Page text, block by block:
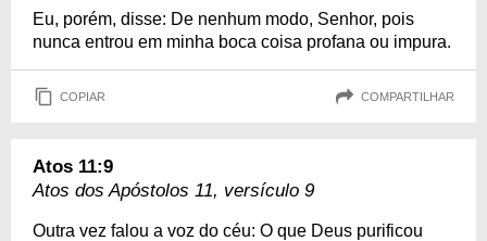
Eu, porém, disse: De nenhum modo, Senhor, pois
nunca entrou em minha boca coisa profana ou impura.
COPIAR COMPARTILHAR
Atos 11:9
Atos dos Apóstolos 11, versículo 9
Outra vez falou a voz do céu: O que Deus purificou